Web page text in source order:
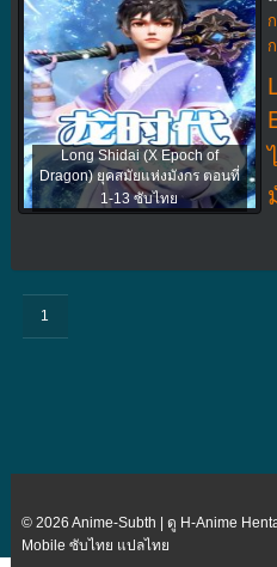
Long Shidai (X Epoch of
Dragon) ยุคสมัยแห่งมังกร ตอนที่
1-13 ซับไทย
1
© 2026 Anime-Subth | ดู H-Anime
Mobile ซับไทย แปลไทย